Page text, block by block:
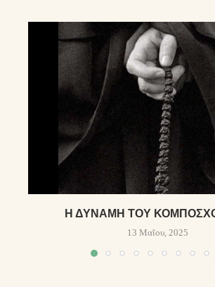
Η ΔΎΝΑΜΗ ΤΟΥ
13 Μαΐου, 2025